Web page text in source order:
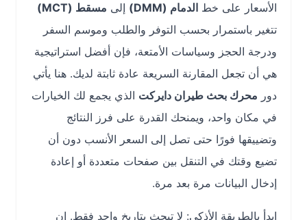
الأسعار على خط الدمام (DMM) إلىمسقط (MCT)
تتغير باستمرار بحسب التوفر والطلب وموسم السفر
ودرجة الحجز وسياسات الأمتعة، فإن أفضل استراتيجية
هي أن تجعل المقارنة السريعة عادة ثابتة لديك. هنا يأتي
محرك بحث طيران دايركتالذي يجمع لك الخيارات
في مكان واحد، ويمنحك القدرة على فرز النتائج
وتضييقها فورًا حتى تصل إلى السعر الأنسب دون أن
تضيع وقتك في التنقل بين صفحات متعددة أو إعادة
إدخال البيانات مرة بعد مرة.
ابدأ بالطريقة الأذكى: لا تبحث بتاريخ واحد فقط. إن